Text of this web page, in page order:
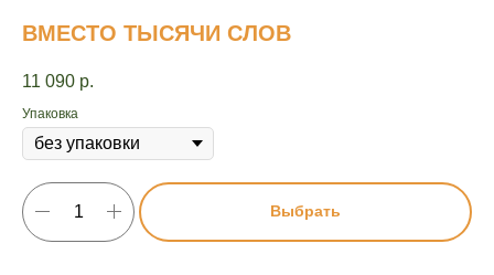
ВМЕСТО ТЫСЯЧИ СЛОВ
11 090 р.
Упаковка
Выбрать